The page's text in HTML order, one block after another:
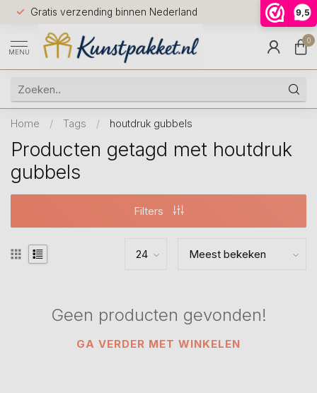
9,5
Gratis verzending binnen Nederland
Voor
huis
9.5
MENU
0
Home / Tags / houtdruk gubbels
Producten getagd met houtdruk
gubbels
Filters
Geen producten gevonden!
GA VERDER MET WINKELEN